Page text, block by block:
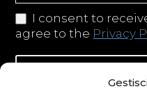
I consent to
agree to the Privacy
Iscriviti